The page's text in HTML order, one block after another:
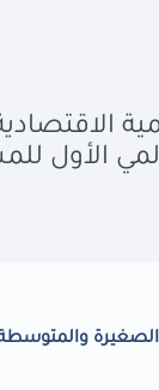
والمتوسطة